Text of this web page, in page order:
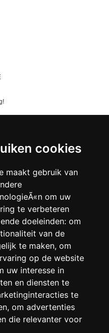
cookies
maakt gebruik van
om uw
te verbeteren
doeleinden: om
van de
te maken, om
op de website
uw interesse in
en diensten te
te
, om advertenties
die relevanter voor
0547 - 262 565
teEnschede
0162 9257 00